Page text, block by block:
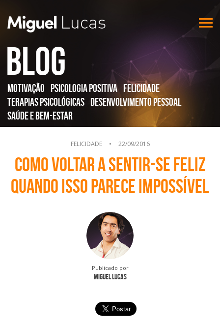
Blog
Motivação Psicologia Positiva Felicidade
Terapias Psicológicas Desenvolvimento Pessoal
Saúde e Bem-Estar
FELICIDADE • 22/09/2016
Como voltar a sentir-se feliz
quando isso parece impossível
Publicado por
Miguel Lucas